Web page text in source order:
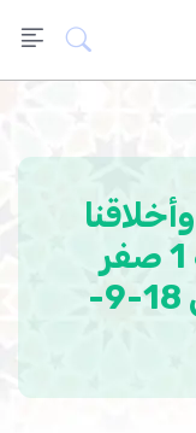
الجميلة - الجمعة 1 صفر
1442هـ - الموافق 18-9-